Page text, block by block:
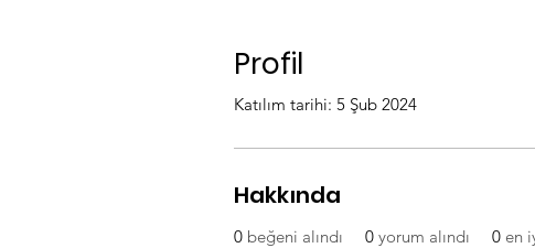
Profil
Katılım tarihi: 5 Şub 2024
Hakkında
0 beğeni alındı 0 yorum alındı 0 en